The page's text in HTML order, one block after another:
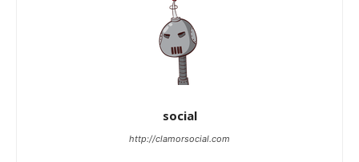
social
http://clamorsocial.com